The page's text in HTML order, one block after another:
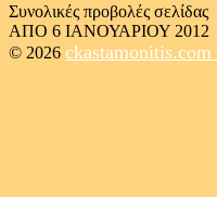
Συνολικές προβολές σελίδας
ΑΠΟ 6 ΙΑΝΟΥΑΡΙΟΥ 2012
© 2026 ckastamonitis.com